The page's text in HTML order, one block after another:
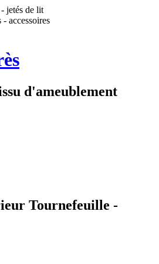
jetés de lit
accessoires
d'ameublement
Tournefeuille -